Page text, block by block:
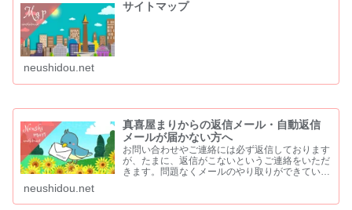
サイトマップ
neushidou.net
真喜屋まりからの返信メール・自動返信
メールが届かない方へ
お問い合わせやご連絡には必ず返信しております
が、たまに、返信がこないというご連絡をいただ
きます。問題なくメールのやり取りができていた
neushidou.net